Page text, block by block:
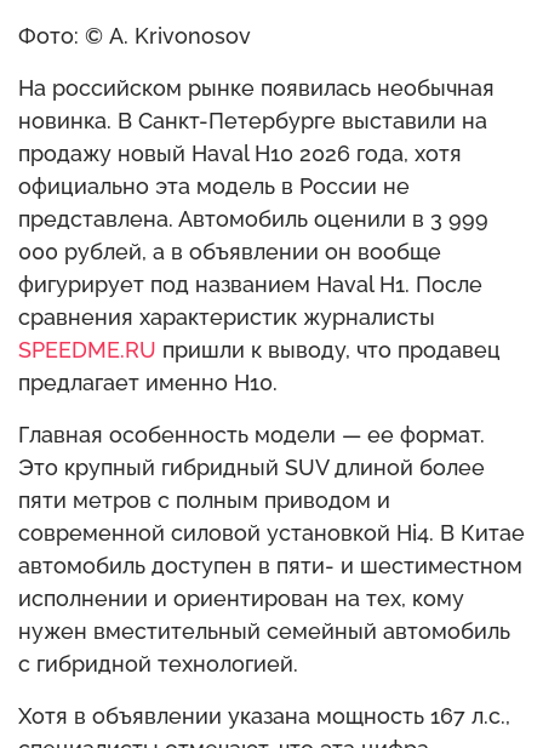
Фото: © A. Krivonosov
На российском рынке появилась необычная
новинка. В Санкт-Петербурге выставили на
продажу новый Haval H10 2026 года, хотя
официально эта модель в России не
представлена. Автомобиль оценили в 3 999
000 рублей, а в объявлении он вообще
фигурирует под названием Haval H1. После
сравнения характеристик журналисты
SPEEDME.RU пришли к выводу, что продавец
предлагает именно H10.
Главная особенность модели — ее формат.
Это крупный гибридный SUV длиной более
пяти метров с полным приводом и
современной силовой установкой Hi4. В Китае
автомобиль доступен в пяти- и шестиместном
исполнении и ориентирован на тех, кому
нужен вместительный семейный автомобиль
с гибридной технологией.
Хотя в объявлении указана мощность 167 л.с.,